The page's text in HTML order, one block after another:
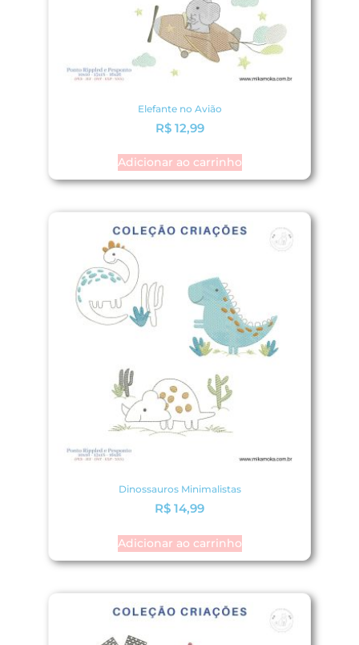
Elefante no Avião
R$12,99
Adicionar ao carrinho
Dinossauros Minimalistas
R$ 14,99
Adicionar ao carrinho